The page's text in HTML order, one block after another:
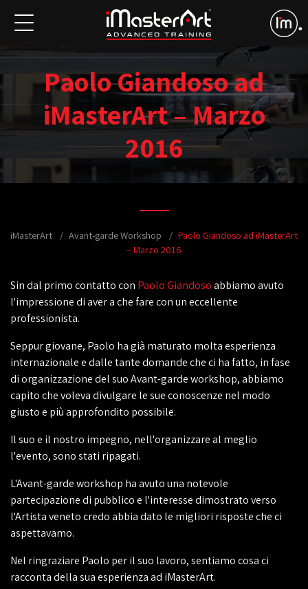
Paolo Giandoso ad
iMasterArt – Marzo
2016
iMasterArt Avant-garde Workshop
Paolo Giandoso ad iMasterArt
– Marzo 2016
Sin dal primo contatto con Paolo Giandosoabbiamo avuto
l'impressione di aver a che fare con un eccellente
professionista.
Seppur giovane, Paolo ha già maturato molta esperienza
internazionale e dalle tante domande che ci ha fatto, in fase
di organizzazione del suo Avant-garde workshop, abbiamo
capito che voleva divulgare le sue conoscenze nel modo
giusto e più approfondito possibile.
Il suo e il nostro impegno, nell'organizzare al meglio
l'evento, sono stati ripagati.
L'Avant-garde workshop ha avuto una notevole
partecipazione di pubblico e l'interesse dimostrato verso
l'Artista veneto credo abbia dato le migliori risposte che ci
aspettavamo.
Nel ringraziare Paolo per il suo lavoro, sentiamo cosa ci
racconta della sua esperienza ad iMasterArt.